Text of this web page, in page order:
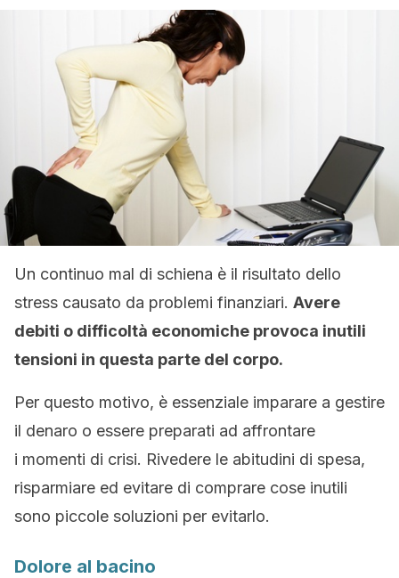
Un continuo mal di schiena è il risultato dello
stress causato da problemi finanziari. Avere
debiti o difficoltà economiche provoca inutili
tensioni in questa parte del corpo.
Per questo motivo, è essenziale imparare a gestire
il denaro o essere preparati ad affrontare
i momenti di crisi. Rivedere le abitudini di spesa,
risparmiare ed evitare di comprare cose inutili
sono piccole soluzioni per evitarlo.
Dolore al bacino